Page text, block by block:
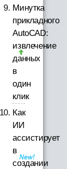
Минутка
прикладного
AutoCAD:
извлечение
данных
в
один
клик
Как
ИИ
ассистирует
в
создании